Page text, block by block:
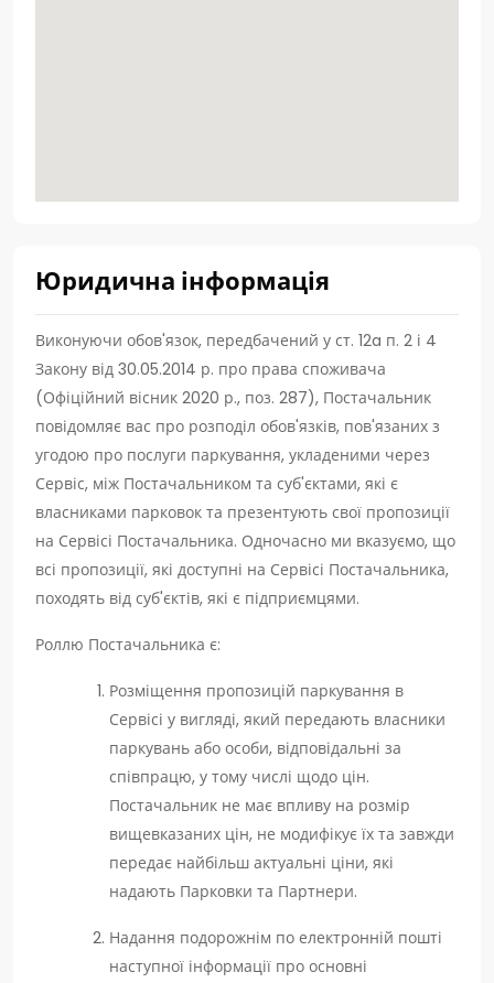
Юридична інформація
Виконуючи обов'язок, передбачений у ст. 12a п. 2 і 4
Закону від 30.05.2014 р. про права споживача
(Офіційний вісник 2020 р., поз. 287), Постачальник
повідомляє вас про розподіл обов'язків, пов'язаних з
угодою про послуги паркування, укладеними через
Сервіс, між Постачальником та суб'єктами, які є
власниками парковок та презентують свої пропозиції
на Сервісі Постачальника. Одночасно ми вказуємо, що
всі пропозиції, які доступні на Сервісі Постачальника,
походять від суб'єктів, які є підприємцями.
Роллю Постачальника є:
Розміщення пропозицій паркування в
Сервісі у вигляді, який передають власники
паркувань або особи, відповідальні за
співпрацю, у тому числі щодо цін.
Постачальник не має впливу на розмір
вищевказаних цін, не модифікує їх та завжди
передає найбільш актуальні ціни, які
надають Парковки та Партнери.
Надання подорожнім по електронній пошті
наступної інформації про основні